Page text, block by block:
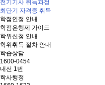
전기기사 취득과정
최단기 자격증 취득
학점인정 안내
학점은행제 가이드
학위신청 안내
학위취득 절차 안내
학습상담
1600-0454
내선 1번
학사행정